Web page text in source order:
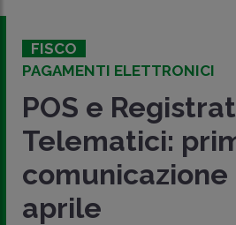
FISCO
PAGAMENTI ELETTRONICI
POS e
Telematici:
comunicazione
aprile